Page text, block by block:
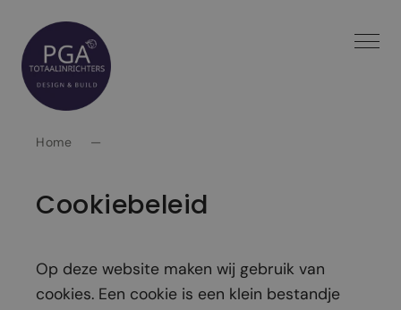
Spring
naar
inhoud
Home —
Cookiebeleid
Op deze website maken wij gebruik van
cookies. Een cookie is een klein bestandje